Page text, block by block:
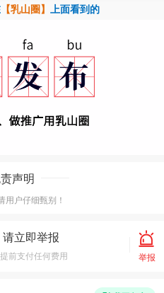
【乳山圈】 上面看到的
声明
用户仔细甄别！
立即举报
前支付任何费用 举报